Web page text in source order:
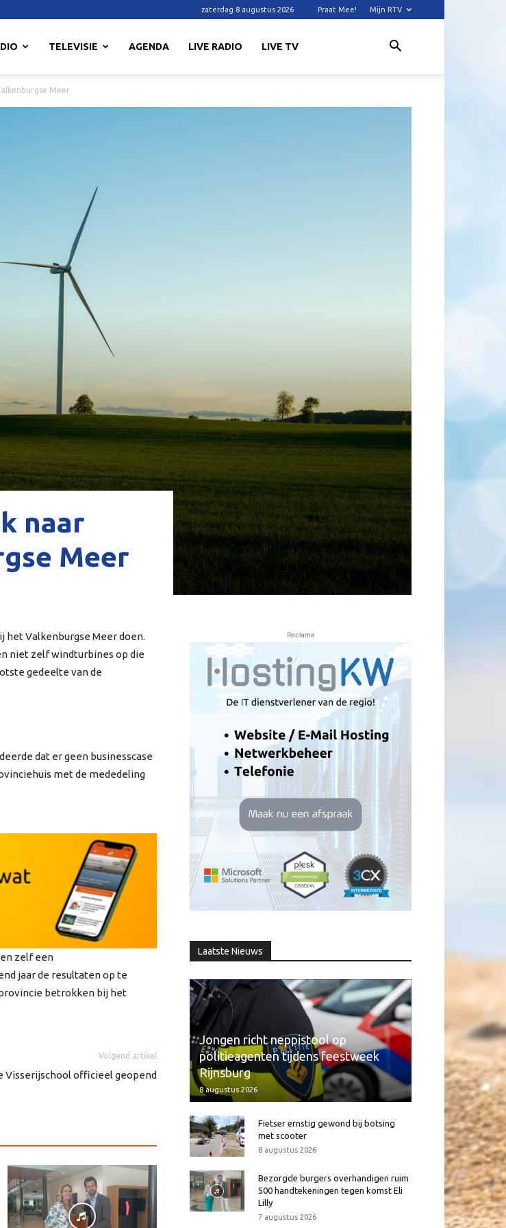
zaterdag 8 augustus 2026 Praat Mee! Mijn RTV
TELEVISIE AGENDA LIVE RADIO LIVE TV
Meer
naar
Meer
het Valkenburgse Meer doen.
niet zelf windturbines op die
gedeelte van de
dat er geen businesscase
met de mededeling
zelf een
jaar de resultaten op te
betrokken bij het
Volgend artikel
Visserijschool officieel geopend
Reclame
Laatste Nieuws
Jongen richt neppistool op
politieagenten tijdens feestweek
Rijnsburg
8 augustus 2026
Fietser ernstig gewond bij botsing
met scooter
8 augustus 2026
Bezorgde burgers overhandigen ruim
500 handtekeningen tegen komst Eli
Lilly
7 augustus 2026